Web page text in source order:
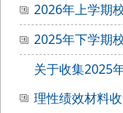
2026年上学期
2025年下学期
关于收集2025
理性绩效材料